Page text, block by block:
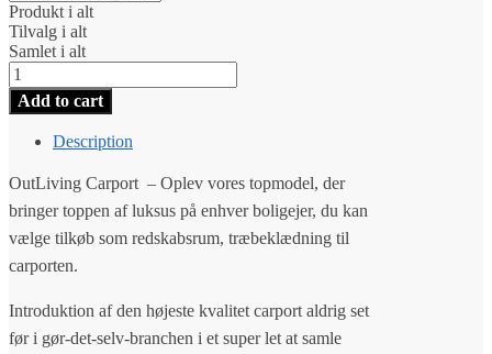
Produkt i alt
Tilvalg i alt
Samlet i alt
Carport
med
redskabsrum
tilbud
Add to cart
Description
OutLiving Carport – Oplev vores topmodel, der
bringer toppen af luksus på enhver boligejer, du kan
vælge tilkøb som redskabsrum, træbeklædning til
carporten.
Introduktion af den højeste kvalitet carport aldrig set
før i gør-det-selv-branchen i et super let at samle